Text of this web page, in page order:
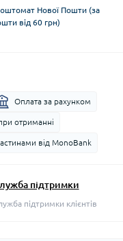
Нової Пошти (за
від 60 грн)
Оплата за рахунком
отриманні
від MonoBank
підтримки
підтримки клієнтів